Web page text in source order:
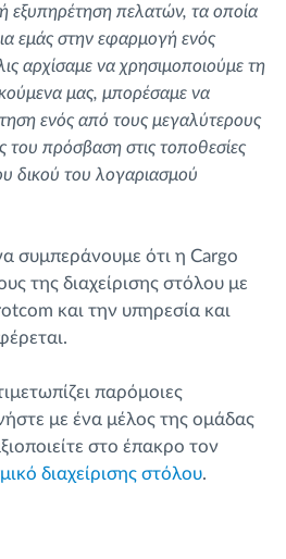
εξυπηρέτηση πελατών, τα οποία
εμάς στην εφαρμογή ενός
αρχίσαμε να χρησιμοποιούμε τη
μας, μπορέσαμε να
ενός από τους μεγαλύτερους
του πρόσβαση στις τοποθεσίες
δικού του λογαριασμού
συμπεράνουμε ότι η Cargo
της διαχείρισης στόλου με
και την υπηρεσία και
παρόμοιες
με ένα μέλος της ομάδας
στο έπακρο τον
διαχείρισης στόλου.